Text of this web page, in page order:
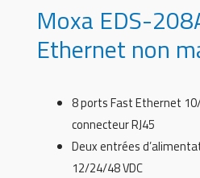
Moxa EDS-
Ethernet non
8 ports Fast Ethernet
connecteur RJ45
Deux entrées
12/24/48 VDC